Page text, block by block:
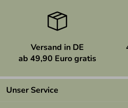
Versand in DE
ab 49,90 Euro gratis
Unser Service